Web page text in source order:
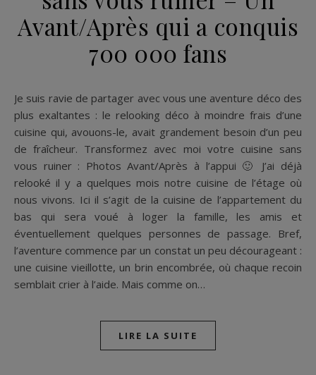
Avant/Après qui a conquis
700 000 fans
Je suis ravie de partager avec vous une aventure déco des
plus exaltantes : le relooking déco à moindre frais d’une
cuisine qui, avouons-le, avait grandement besoin d’un peu
de fraîcheur. Transformez avec moi votre cuisine sans
vous ruiner : Photos Avant/Après à l’appui 🙂 J’ai déjà
relooké il y a quelques mois notre cuisine de l’étage où
nous vivons. Ici il s’agit de la cuisine de l’appartement du
bas qui sera voué à loger la famille, les amis et
éventuellement quelques personnes de passage. Bref,
l’aventure commence par un constat un peu décourageant :
une cuisine vieillotte, un brin encombrée, où chaque recoin
semblait crier à l’aide. Mais comme on…
LIRE LA SUITE